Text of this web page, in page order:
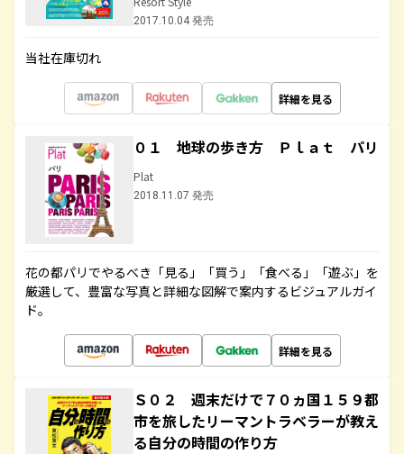
2017.10.04 発売
当社在庫切れ
詳細を見る
０１ 地球の歩き方 Ｐｌａｔ パリ
Plat
2018.11.07 発売
花の都パリでやるべき「見る」「買う」「食べる」「遊ぶ」を
厳選して、豊富な写真と詳細な図解で案内するビジュアルガイ
ド。
詳細を見る
Ｓ０２ 週末だけで７０ヵ国１５９都
市を旅したリーマントラベラーが教え
る自分の時間の作り方